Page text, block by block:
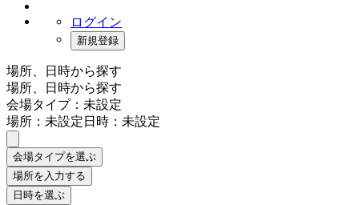
ログイン
新規登録
場所、日時から探す
場所、日時から探す
会場タイプ：未設定
場所：未設定日時：未設定
会場タイプを選ぶ
場所を入力する
日時を選ぶ